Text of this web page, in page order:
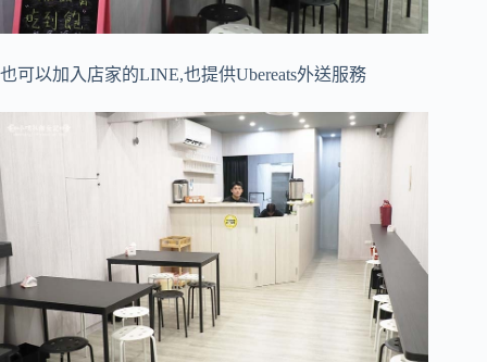
也可以加入店家的LINE,也提供Ubereats外送服務